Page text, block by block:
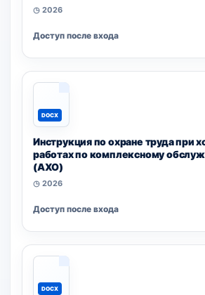
◷ 2026
Доступ после входа
DOCX
Инструкция по охране труда при
работах по комплексному
(АХО)
◷ 2026
Доступ после входа
DOCX